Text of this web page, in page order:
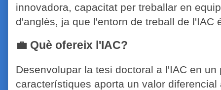
innovadora, capacitat per treballar en
d'anglès, ja que l'entorn de treball de l'IAC
💼 Què ofereix l'IAC?
Desenvolupar la tesi doctoral a l'IAC en
característiques aporta un valor